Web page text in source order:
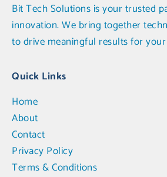
Bit Tech Solutions is your trusted
innovation. We bring together
to drive meaningful results for your
Quick Links
Home
About
Contact
Privacy Policy
Terms & Conditions